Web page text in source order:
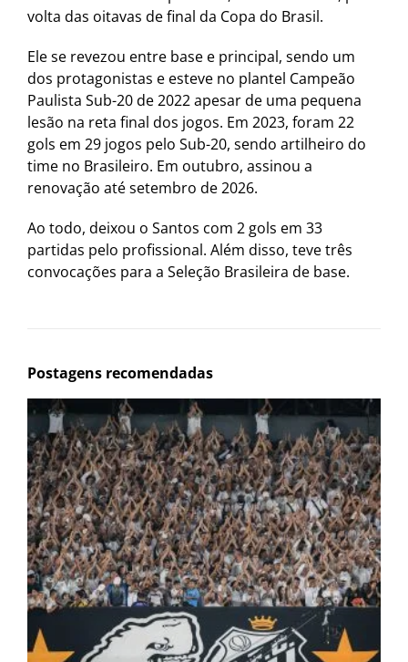
volta das oitavas de final da Copa do Brasil.
Ele se revezou entre base e principal, sendo um
dos protagonistas e esteve no plantel Campeão
Paulista Sub-20 de 2022 apesar de uma pequena
lesão na reta final dos jogos. Em 2023, foram 22
gols em 29 jogos pelo Sub-20, sendo artilheiro do
time no Brasileiro. Em outubro, assinou a
renovação até setembro de 2026.
Ao todo, deixou o Santos com 2 gols em 33
partidas pelo profissional. Além disso, teve três
convocações para a Seleção Brasileira de base.
Postagens recomendadas